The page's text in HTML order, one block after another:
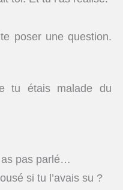
poser une question.
tu étais malade du
as pas parlé…
si tu l’avais su ?